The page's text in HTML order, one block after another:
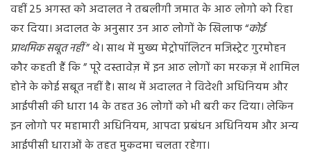
वहीं25 अगस्तकोअदालतनेतबलीगीजमातकेआठलोगोकोरिहा
करदिया। अदालतकेअनुसारउनआठलोगोंकेखिलाफ“कोई
प्राथमिकसबूतनहीं”थे।साथमेंमुख्यमेट्रोपॉलिटनमजिस्ट्रेटगुरमोहन
कौरकहतीहैंकि”पूरेदस्तावेज़मेंइनआठलोगोंकामरकज़मेंशामिल
होनेकेकोईसबूतनहींहै।साथमेंअदालतनेविदेशीअधिनियमऔर
आईपीसीकीधारा14केतहत36लोगोंकोभीबरीकरदिया।लेकिन
इनलोगोपरमहामारीअधिनियम, आपदाप्रबंधनअधिनियमऔरअन्य
आईपीसीधाराओंकेतहतमुकदमाचलतारहेगा।